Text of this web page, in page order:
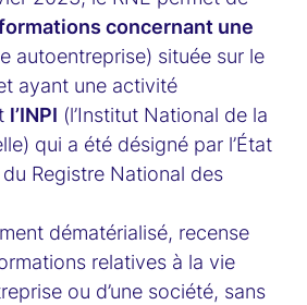
concernant une
autoentreprise) située sur le
ayant une activité
l’INPI (l’Institut National de la
qui a été désigné par l’État
Registre National des
dématérialisé, recense
relatives à la vie
ou d’une société, sans